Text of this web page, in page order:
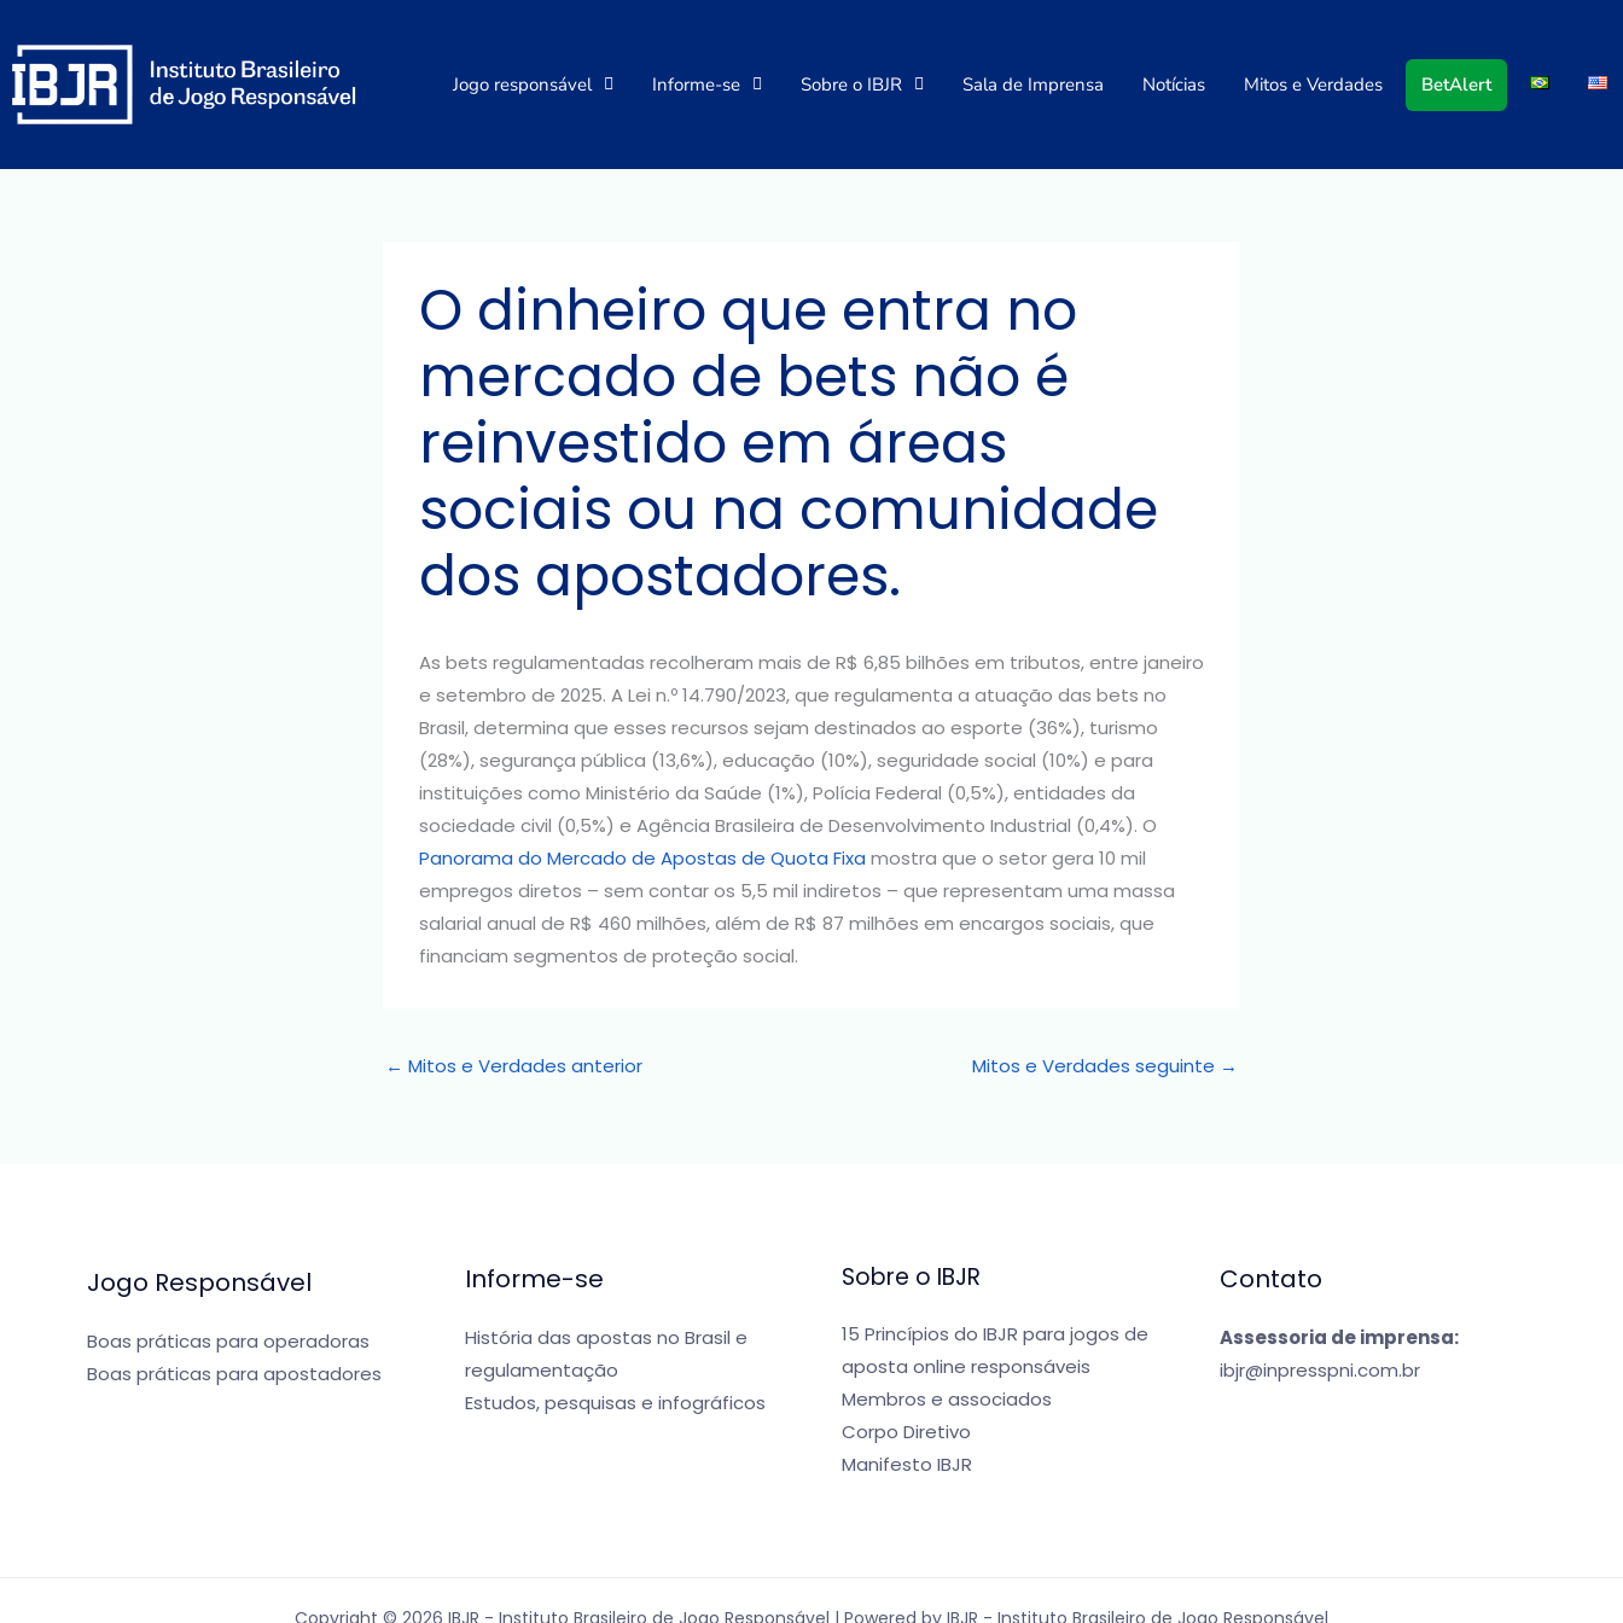
para
conteúdo
Jogo responsável Informe-se Sobre o IBJR Sala de Imprensa Notícias Mitos e Verdades BetAlert
O dinheiro que entra no
mercado de bets não é
reinvestido em áreas
sociais ou na comunidade
dos apostadores.
As bets regulamentadas recolheram mais de R$ 6,85 bilhões em tributos, entre janeiro
e setembro de 2025. A Lei n.º 14.790/2023, que regulamenta a atuação das bets no
Brasil, determina que esses recursos sejam destinados ao esporte (36%), turismo
(28%), segurança pública (13,6%), educação (10%), seguridade social (10%) e para
instituições como Ministério da Saúde (1%), Polícia Federal (0,5%), entidades da
sociedade civil (0,5%) e Agência Brasileira de Desenvolvimento Industrial (0,4%). O
Panorama do Mercado de Apostas de Quota Fixa mostra que o setor gera 10 mil
empregos diretos – sem contar os 5,5 mil indiretos – que representam uma massa
salarial anual de R$ 460 milhões, além de R$ 87 milhões em encargos sociais, que
financiam segmentos de proteção social.
← Mitos e Verdades anterior Mitos e Verdades seguinte →
Jogo Responsável
Boas práticas para operadoras
Boas práticas para apostadores
Informe-se
História das apostas no Brasil e
regulamentação
Estudos, pesquisas e infográficos
Sobre o IBJR
15 Princípios do IBJR para jogos de
aposta online responsáveis
Membros e associados
Corpo Diretivo
Manifesto IBJR
Contato
Assessoria de imprensa:
ibjr@inpresspni.com.br